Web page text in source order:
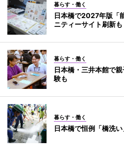
暮らす・働く
日本橋で2027年版「
ニティーサイト刷新も
暮らす・働く
日本橋・三井本館で
験も
暮らす・働く
日本橋で恒例「橋洗